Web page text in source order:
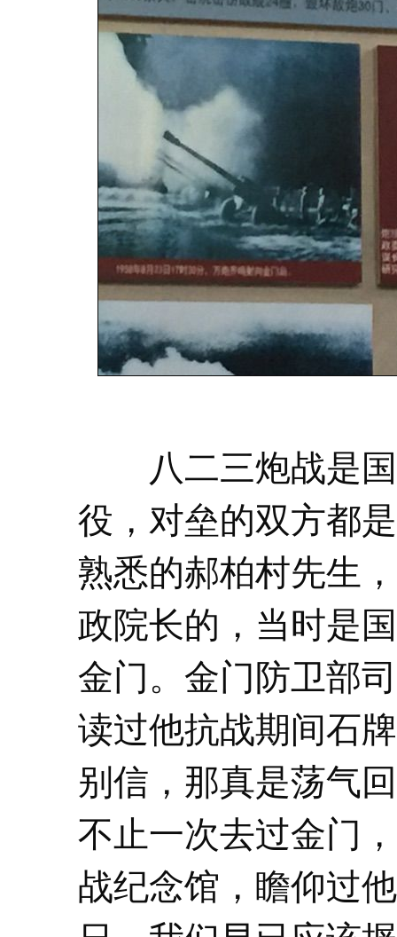
八二三炮战是国
役，对垒的双方都
熟悉的郝柏村先生
政院长的，当时是
金门。金门防卫部
读过他抗战期间石
别信，那真是荡气
不止一次去过金门
战纪念馆，瞻仰过